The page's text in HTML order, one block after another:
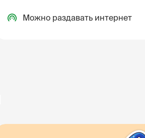
Можно раздавать интернет